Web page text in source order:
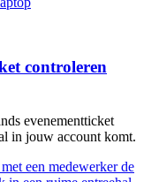
controleren
evenementticket
in jouw account komt.